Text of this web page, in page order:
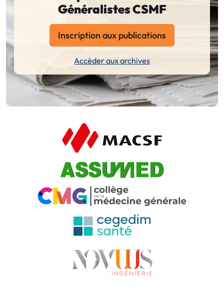
Généralistes CSMF
Inscription aux publications
Accéder aux archives